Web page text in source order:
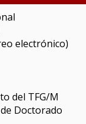
electrónico)
del TFG/M
Doctorado